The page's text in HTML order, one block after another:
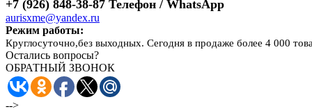
+7 (926) 848-38-87 Телефон / WhatsApp
aurisxme@yandex.ru
Режим работы:
Круглосуточно,без выходных. Сегодня в продаже более 4 000
Остались вопросы?
ОБРАТНЫЙ ЗВОНОК
-->